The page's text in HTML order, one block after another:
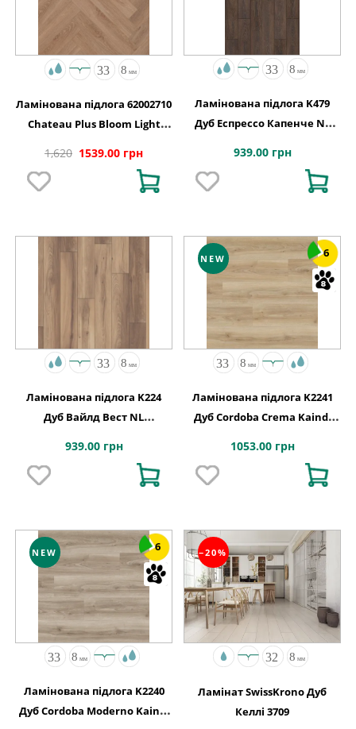
Ламінована підлога 62002710
Chateau Plus Bloom Light
1,620 1539.00 грн
Ламінована підлога K479
Дуб Еспрессо Капенче NL
939.00 грн
Ламінована підлога K224
Дуб Вайлд Вест NL
939.00 грн
NEW 6
Ламінована підлога K2241
Дуб Cordoba Crema Kaindl
1053.00 грн
NEW 6
Ламінована підлога K2240
Дуб Cordoba Moderno Kaindl
−20%
Ламінат SwissKrono Дуб
Келлі 3709